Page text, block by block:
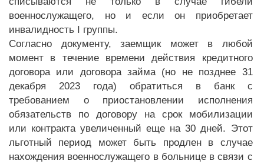
военнослужащего, но и если он приобретает
инвалидность I группы.
Согласно документу, заемщик может в любой
момент в течение времени действия кредитного
договора или договора займа (но не позднее 31
декабря 2023 года) обратиться в банк с
требованием о приостановлении исполнения
обязательств по договору на срок мобилизации
или контракта увеличенный еще на 30 дней. Этот
льготный период может быть продлен в случае
нахождения военнослужащего в больнице в связи с